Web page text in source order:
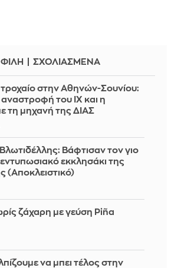
ΣΧΟΛΙΑΣΜΕΝΑ
τροχαίο στην Αθηνών-Σουνίου:
αναστροφή του ΙΧ και η
τη μηχανή της ΔΙΑΣ
Βάφτισαν τον γιο
εκκλησάκι της
(Αποκλειστικό)
ζάχαρη με γεύση Piña
να μπει τέλος στην